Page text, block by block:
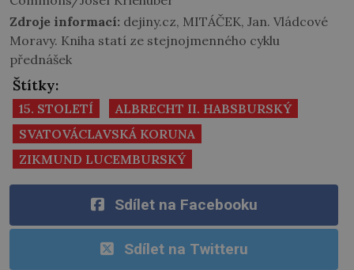
Zdroje informací: dejiny.cz, MITÁČEK, Jan. Vládcové
Moravy. Kniha statí ze stejnojmenného cyklu
přednášek
Štítky:
15. STOLETÍ
ALBRECHT II. HABSBURSKÝ
SVATOVÁCLAVSKÁ KORUNA
ZIKMUND LUCEMBURSKÝ
Sdílet na Facebooku
Sdílet na Twitteru